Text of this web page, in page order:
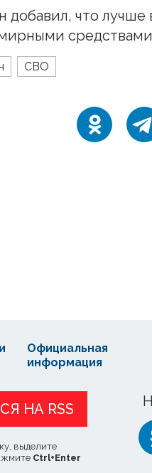
добавил, что лучше
СВО
НА RSS
выделите
Ctrl+Enter
Официальная
информация